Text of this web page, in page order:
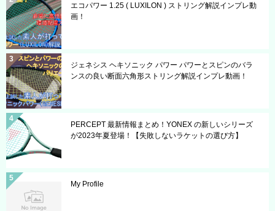
エコパワー 1.25 ( LUXILON ) ストリング解説インプレ動
画！
ジェネシス ヘキソニック パワー パワーとスピンのバラ
ンスの良い断面六角形ストリング解説インプレ動画！
PERCEPT 最新情報まとめ！YONEX の新しいシリーズ
が2023年夏登場！【失敗しないラケットの選び方】
My Profile